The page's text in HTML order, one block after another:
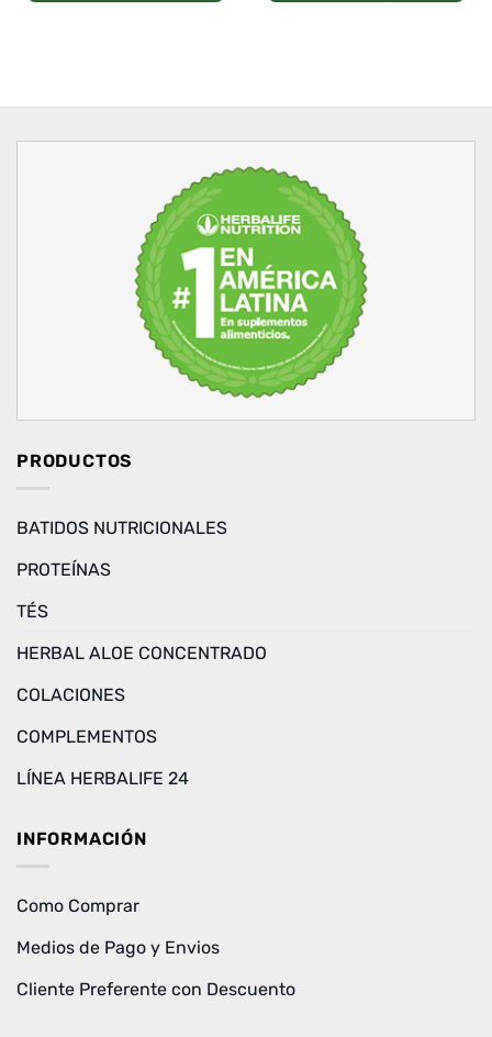
PRODUCTOS
BATIDOS NUTRICIONALES
PROTEÍNAS
TÉS
HERBAL ALOE CONCENTRADO
COLACIONES
COMPLEMENTOS
LÍNEA HERBALIFE 24
INFORMACIÓN
Como Comprar
Medios de Pago y Envios
Cliente Preferente con Descuento